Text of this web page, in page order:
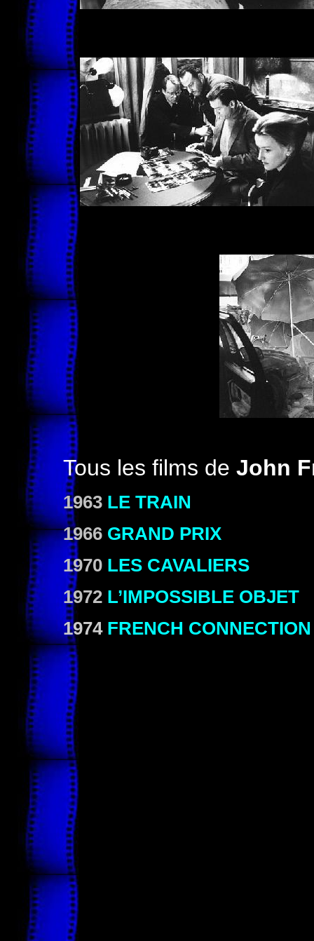
Tous les films de John
1963 LE TRAIN
1966 GRAND PRIX
1970 LES CAVALIERS
1972 L’IMPOSSIBLE OBJET
1974 FRENCH